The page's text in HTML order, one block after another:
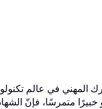
متمرسًا، فإنّ